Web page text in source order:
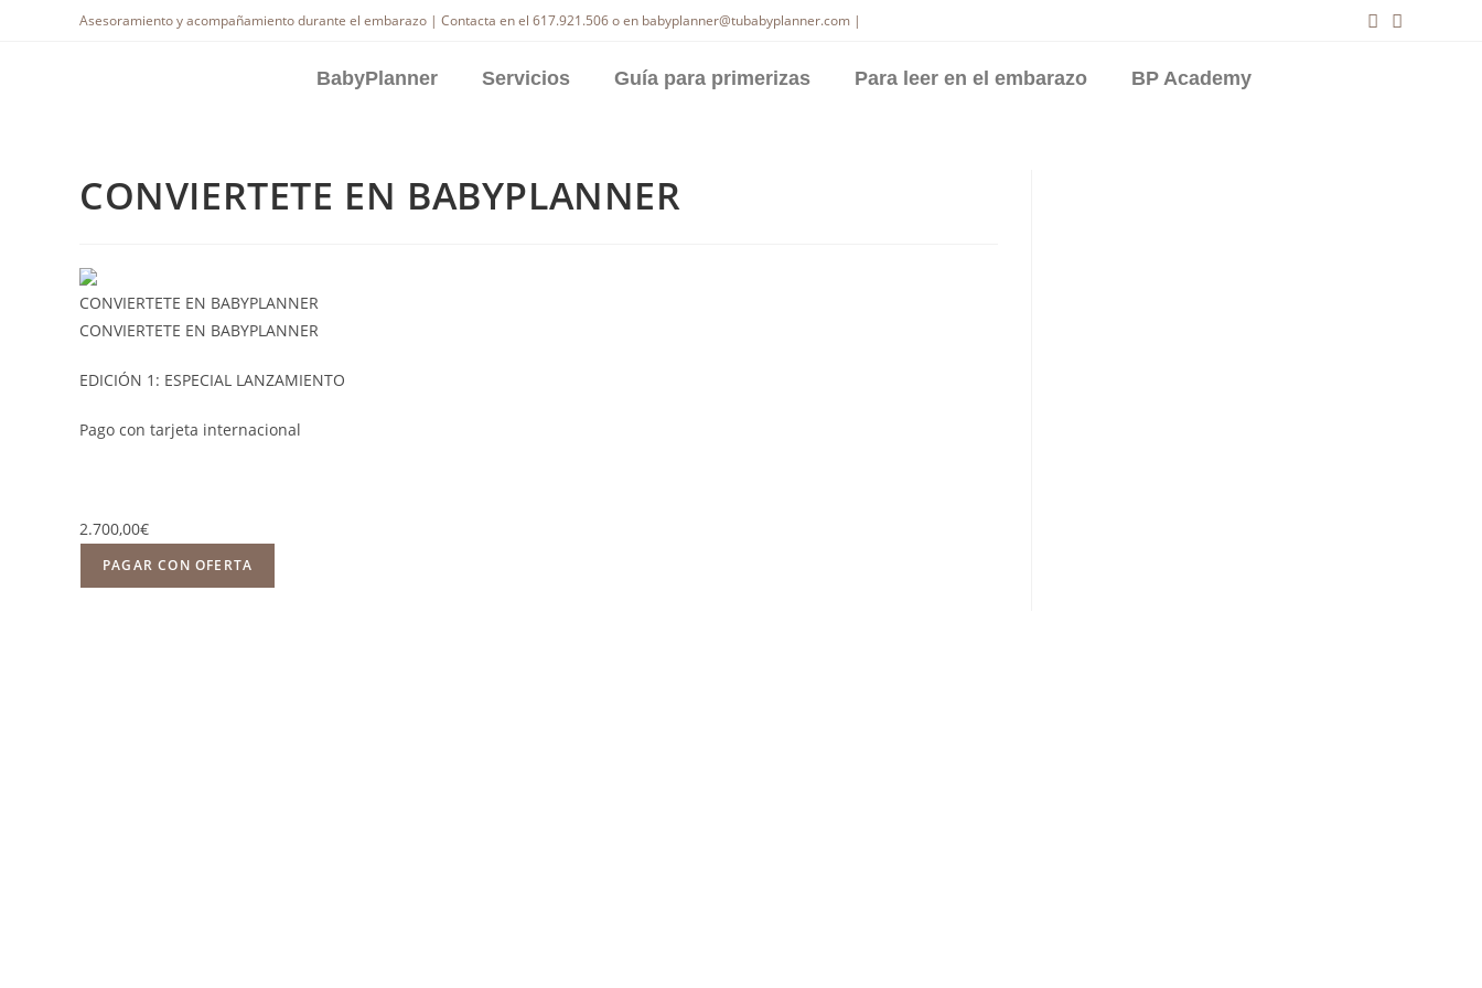
Asesoramiento y acompañamiento durante el embarazo | Contacta en el 617.921.506 o en babyplanner@tubabyplanner.com |
BabyPlanner Servicios Guía para primerizas Para leer en el embarazo BP Academy
CONVIERTETE EN BABYPLANNER
CONVIERTETE EN BABYPLANNER
CONVIERTETE EN BABYPLANNER
EDICIÓN 1: ESPECIAL LANZAMIENTO
Pago con tarjeta internacional
2.700,00€
PAGAR CON OFERTA